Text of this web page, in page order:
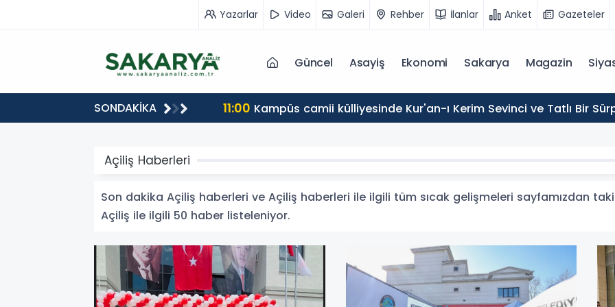
Yazarlar Video Galeri Rehber İlanlar Anket Gazeteler
Güncel Asayiş Ekonomi Sakarya Magazin
SONDAKİKA 11:00 Kampüs camii külliyesinde Kur'an-ı Kerim Sevinci ve Tatlı Bir
Açiliş Haberleri
Son dakika Açiliş haberleri ve Açiliş haberleri ile ilgili tüm sıcak gelişmeleri sayfamızdan
Açiliş ile ilgili 50 haber listeleniyor.